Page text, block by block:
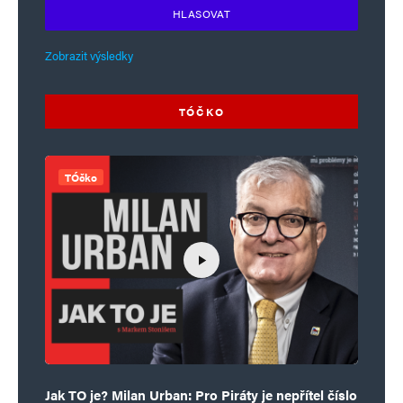
Informujte mě o nových komentářích e-mailem.
Alternative:
HLASOVAT
Zobrazit výsledky
TÓČKO
TÓčko
Jak TO je? Milan Urban: Pro Piráty je nepřítel číslo